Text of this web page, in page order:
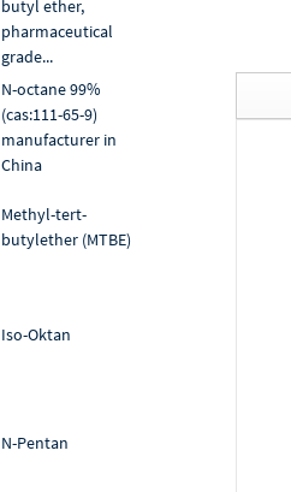
butyl ether,
pharmaceutical
grade...
N-octane 99%
(cas:111-65-9)
manufacturer in
China
Methyl-tert-
butylether (MTBE)
Iso-Oktan
N-Pentan